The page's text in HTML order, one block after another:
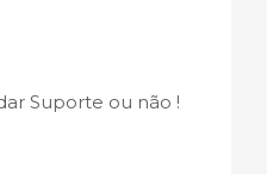
Suporte ou não !